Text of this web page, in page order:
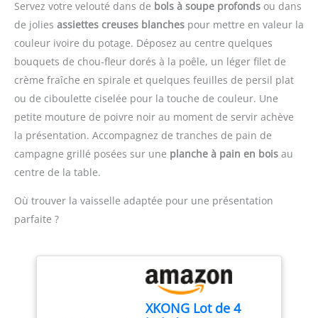
ANS AU JUSTE PRIX :
Engagement de
réparabilité 15 ans au
juste prix grâce à notre
réseau de 6200
réparateurs dans le
monde, pour contribuer
à la protection de
l’environnement et à la
réduction des déchets
ACCESSOIRE INCLUS :
puissance pour un
résultat exceptionnel,
tout en utilisant une
seule main Mixage
pratique et efficace : Le
couteau QuattroBlade en
inox à 4 lames assure un
mélange lisse et
homogène, avec moins
d’éclaboussures et un
mixage plus rapide
livré avec un gobelet
préparation des repas
Contenu de la livraison :
Mixeur plongeant
ErgoMixx 600 W avec 2
Servez votre velouté dans de bols à soupe profonds ou dans
de jolies assiettes creuses blanches pour mettre en valeur la
couleur ivoire du potage. Déposez au centre quelques
bouquets de chou-fleur dorés à la poêle, un léger filet de
crème fraîche en spirale et quelques feuilles de persil plat
ou de ciboulette ciselée pour la touche de couleur. Une
petite mouture de poivre noir au moment de servir achève
la présentation. Accompagnez de tranches de pain de
campagne grillé posées sur une planche à pain en bois au
centre de la table.
Où trouver la vaisselle adaptée pour une présentation
parfaite ?
XKONG Lot de 4